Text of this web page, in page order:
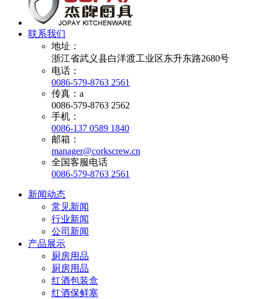
联系我们
地址：
浙江省武义县白洋渡工业区东升东路2680号
电话：
0086-579-8763 2561
传真：a
0086-579-8763 2562
手机：
0086-137 0589 1840
邮箱：
manager@corkscrew.cn
全国客服电话
0086-579-8763 2561
新闻动态
常见新闻
行业新闻
公司新闻
产品展示
厨房用品
厨房用品
红酒包装盒
红酒保鲜塞